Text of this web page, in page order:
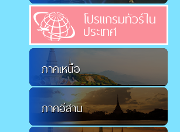
โปรแกรมทัวร์ใน
ประเทศ
ภาคเหนือ
ภาคอีสาน